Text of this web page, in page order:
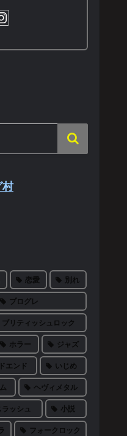
恋愛
別れ
プログレ
ブリティッシュロック
ホラー
ジャズ
エンド
いじめ
ヘヴィメタル
ラッシュ
小説
フォークロック